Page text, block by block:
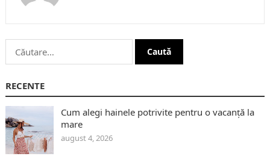
Caută
după:
RECENTE
Cum alegi hainele potrivite pentru o vacanță la
mare
august 4, 2026